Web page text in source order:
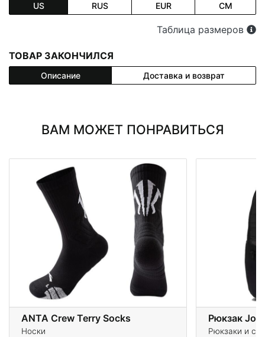
US RUS EUR CM
Таблица размеров
ТОВАР ЗАКОНЧИЛСЯ
Описание Доставка и возврат
ВАМ МОЖЕТ ПОНРАВИТЬСЯ
ANTA Crew Terry Socks
Носки
Рюкзак
Рюкзаки и